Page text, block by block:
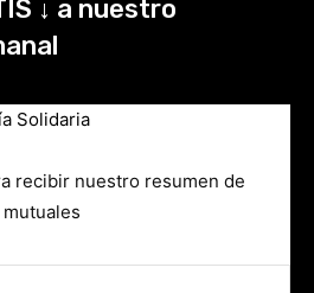
↓ a nuestro
Solidaria
recibir nuestro resumen de